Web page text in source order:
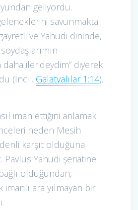
geliyordu.
savunmakta
ve Yahudi dininde,
ilerideydim” diyerek
(İncil, Galatyalılar 1:14).
iman ettiğini anlamak
neden Mesih
karşıt olduğuna
Pavlus Yahudi şeriatine
olduğundan,
imanlılara yılmayan bir